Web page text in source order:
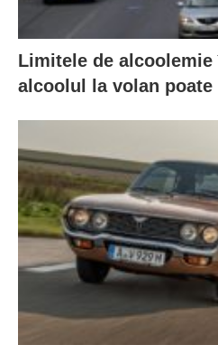
Limitele de
alcoolul la volan